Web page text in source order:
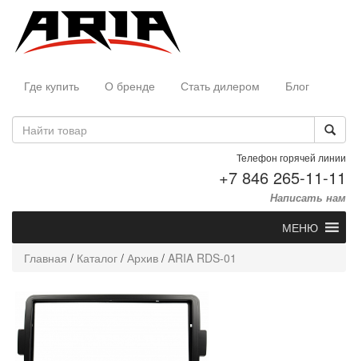
Где купить О бренде Стать дилером Блог
Телефон горячей линии
+7 846 265-11-11
Написать нам
МЕНЮ
Главная / Каталог / Архив / ARIA RDS-01